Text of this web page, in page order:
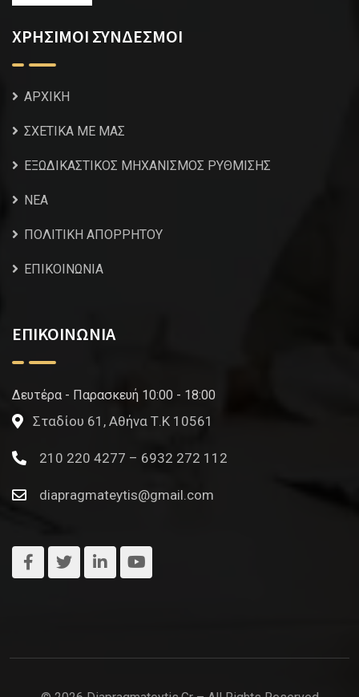
ΧΡΗΣΙΜΟΙ ΣΥΝΔΕΣΜΟΙ
ΑΡΧΙΚΗ
ΣΧΕΤΙΚΑ ΜΕ ΜΑΣ
ΕΞΩΔΙΚΑΣΤΙΚΟΣ ΜΗΧΑΝΙΣΜΟΣ ΡΥΘΜΙΣΗΣ
NEA
ΠΟΛΙΤΙΚΗ ΑΠΟΡΡΗΤΟΥ
ΕΠΙΚΟΙΝΩΝΙΑ
ΕΠΙΚΟΙΝΩΝΙΑ
Δευτέρα - Παρασκευή 10:00 - 18:00
Σταδίου 61, Αθήνα Τ.Κ 10561
210 220 4277 – 6932 272 112
diapragmateytis@gmail.com